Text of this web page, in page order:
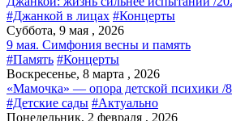
#Джанкой в лицах #Концерты
Суббота, 9 мая , 2026
9 мая. Симфония весны и память
#Память #Концерты
Воскресенье, 8 марта , 2026
«Мамочка» — опора детской психики /
#Детские сады #Актуально
Понедельник, 2 февраля , 2026